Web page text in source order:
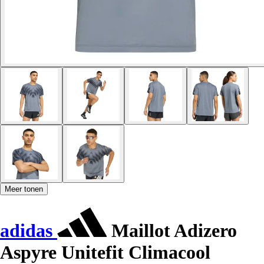
Meer tonen
adidas
Maillot Adizero
Aspyre Unitefit Climacool